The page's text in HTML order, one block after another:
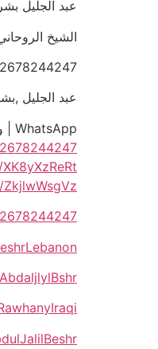
عبد الجليل بشر
الشيخ الروحاني
عبد الجليل
WhatsApp | واتس آب